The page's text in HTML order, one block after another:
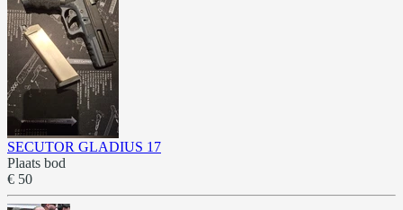
SECUTOR GLADIUS 17
Plaats bod
€ 50